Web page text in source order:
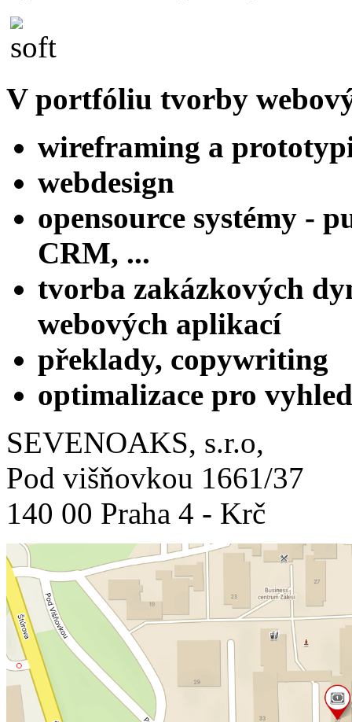
V portfóliu tvorby
wireframing a
webdesign
opensource systémy -
CRM, ...
tvorba zakázkových
webových aplikací
překlady, copywriting
optimalizace pro
SEVENOAKS, s.r.o,
Pod višňovkou 1661/37
140 00 Praha 4 - Krč